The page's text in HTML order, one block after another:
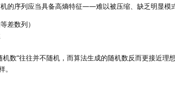
的序列应当具备高熵特征——难以被压缩、缺乏明显模
差数列）
数”往往并不随机，而算法生成的随机数反而更接近理